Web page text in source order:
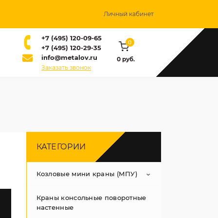
Личный кабинет
+7 (495) 120-09-65
+7 (495) 120-29-35
info@metalov.ru
Заказать звонок
0
0 руб.
КАТЕГОРИИ
Козловые мини краны (МПУ)
Мини-козловые краны
ручные с фиксированной
Краны консольные поворотные
настенные